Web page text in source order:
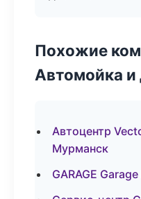
Похожие
Автомойка и
Автоцентр
Мурманск
GARAGE